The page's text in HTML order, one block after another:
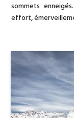
sommets
effort,